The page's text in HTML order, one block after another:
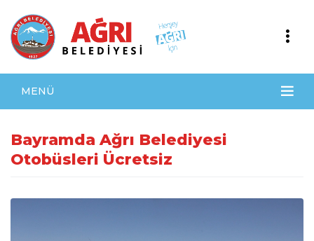
MENÜ
Bayramda Ağrı Belediyesi
Otobüsleri Ücretsiz